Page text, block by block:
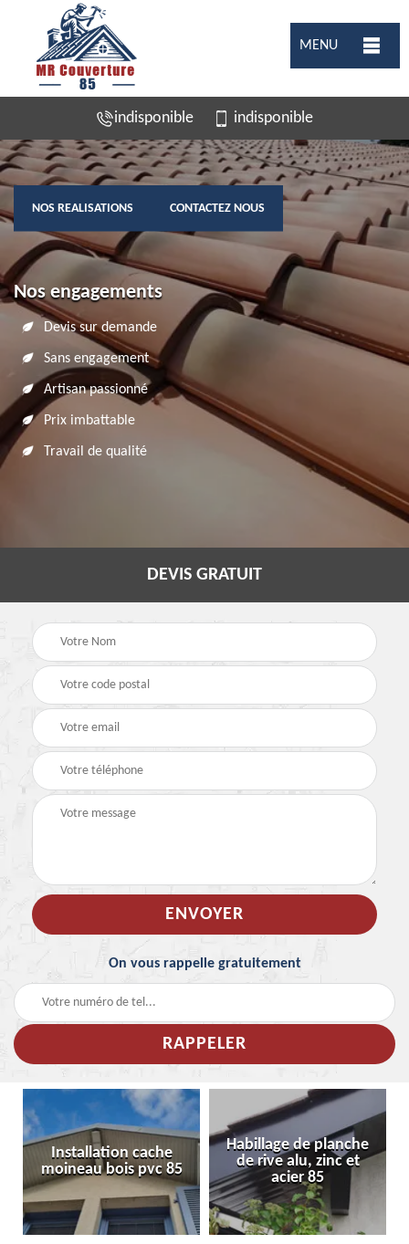
MENU
indisponible indisponible
NOS REALISATIONS CONTACTEZ NOUS
Nos engagements
Devis sur demande
Sans engagement
Artisan passionné
Prix imbattable
Travail de qualité
DEVIS GRATUIT
On vous rappelle gratuitement
Installation cache
moineau bois pvc 85
Habillage de planche
de rive alu, zinc et
acier 85